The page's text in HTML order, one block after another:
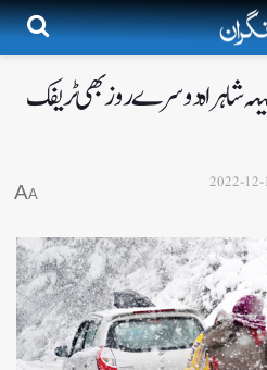
شاہراہ دوسرے روز بھی ٹریفک
2022-12-
A
A